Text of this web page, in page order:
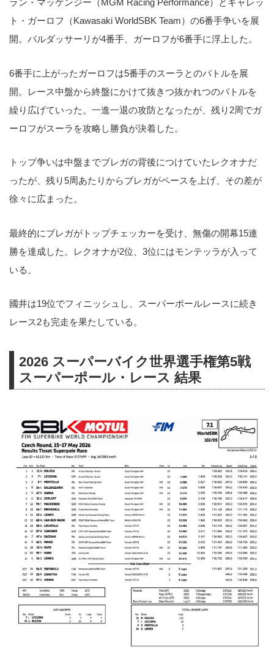
ラン・マッケンジー（MGM Racing Performance）とギャレッ
ト・ガーロフ（Kawasaki WorldSBK Team）の6番手争いを展
開。バルダッサーリが4番手、ガーロフが6番手に浮上した。
6番手に上がったガーロフは5番手のスーラとのバトルを展
開。レース中盤から終盤にかけて抜きつ抜かれつのバトルを
繰り広げていった。一進一退の攻防となったが、残り2周でガ
ーロフがスーラを攻略し勝負が決着した。
トップ争いは中盤までブレガの背後につけていたレクオナだ
ったが、残り5周あたりからブレガがペースを上げ、その差が
徐々に広まった。
最終的にブレガがトップチェッカーを受け、無傷の開幕15連
勝を達成した。レクオナが2位、3位にはモンテッラが入って
いる。
國井は19位でフィニッシュし、スーパーポールレースに続き
レース2も完走を果たしている。
2026 スーパーバイク世界選手権第5戦
スーパーポール・レース 結果